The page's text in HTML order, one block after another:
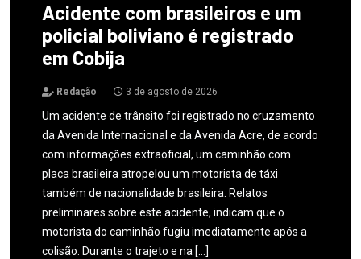
Acidente com brasileiros e um
policial boliviano é registrado
em Cobija
Redação 3 de agosto de 2026
Um acidente de trânsito foi registrado no cruzamento
da Avenida Internacional e da Avenida Acre, de acordo
com informações extraoficial, um caminhão com
placa brasileira atropelou um motorista de táxi
também de nacionalidade brasileira. Relatos
preliminares sobre este acidente, indicam que o
motorista do caminhão fugiu imediatamente após a
colisão. Durante o trajeto e na […]